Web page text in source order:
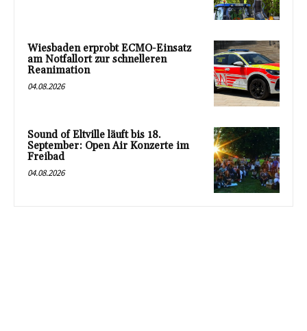
Wiesbaden erprobt ECMO-Einsatz
am Notfallort zur schnelleren
Reanimation
04.08.2026
Sound of Eltville läuft bis 18.
September: Open Air Konzerte im
Freibad
04.08.2026